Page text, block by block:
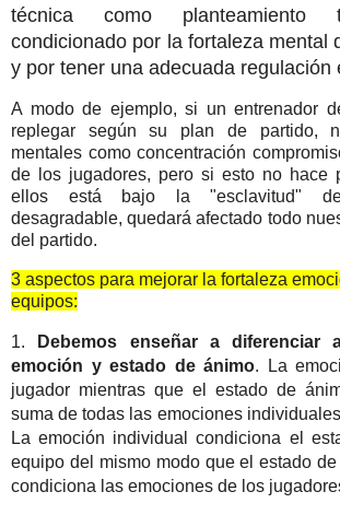
técnica como planteamiento
condicionado por la fortaleza mental
y por tener una adecuada regulación
A modo de ejemplo, si un entrenador
replegar según su plan de partido,
mentales como concentración
de los jugadores, pero si esto no hace
ellos está bajo la "esclavitud"
desagradable, quedará afectado todo
del partido.
3 aspectos para mejorar la fortaleza
equipos:
1.
Debemos enseñar a diferenciar
emoción y estado de ánimo. La
jugador mientras que el estado de
suma de todas las emociones
La emoción individual condiciona el
equipo del mismo modo que el estado
condiciona las emociones de los